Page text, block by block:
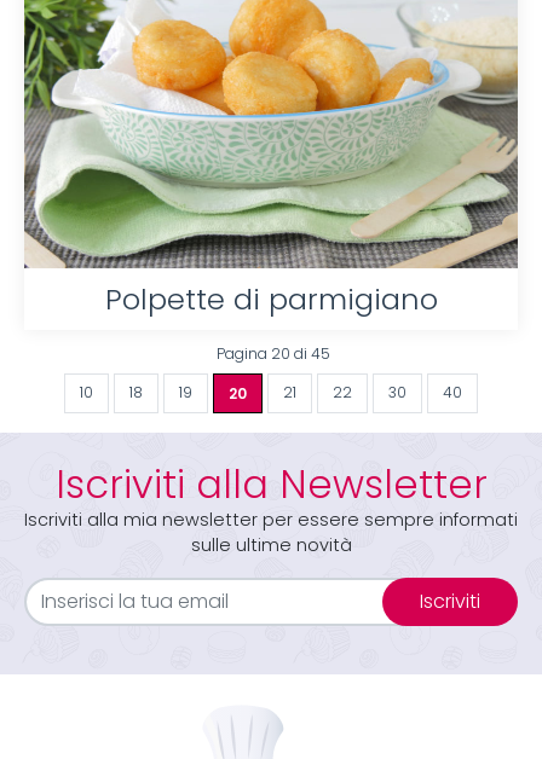
Polpette di parmigiano
Pagina 20 di 45
10 18 19 20 21 22 30 40
Iscriviti alla Newsletter
Iscriviti alla mia newsletter per essere sempre informati
sulle ultime novità
Iscriviti